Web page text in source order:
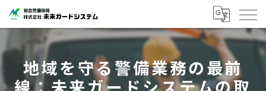
地域を守る警備業務の最前
線：未来ガードシステムの取